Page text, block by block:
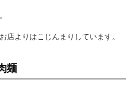
店よりはこじんまりしています。
麺